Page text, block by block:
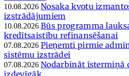
10.08.2026 Nosaka kvotu
izstrādājumiem
10.08.2026 Būs programma
kredītsaistību refinansēšanai
07.08.2026 Pieņemti pirmie
sistēmu izstrādei
07.08.2026 Nodarbināt īstermiņā
izdevīgāk